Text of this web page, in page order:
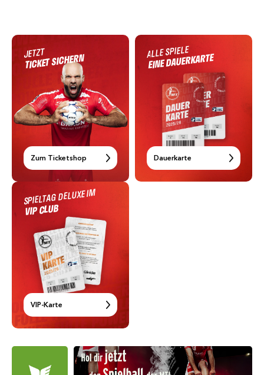
JETZT
TICKET SICHERN
Zum Ticketshop
ALLE SPIELE
EINE DAUERKARTE
Dauerkarte
SPIELTAG DELUXE IM
VIP CLUB
VIP-Karte